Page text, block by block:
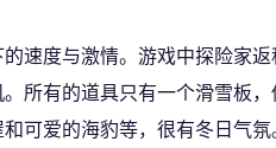
速度与激情。游戏中探险家
所有的道具只有一个滑雪板
可爱的海豹等，很有冬日气